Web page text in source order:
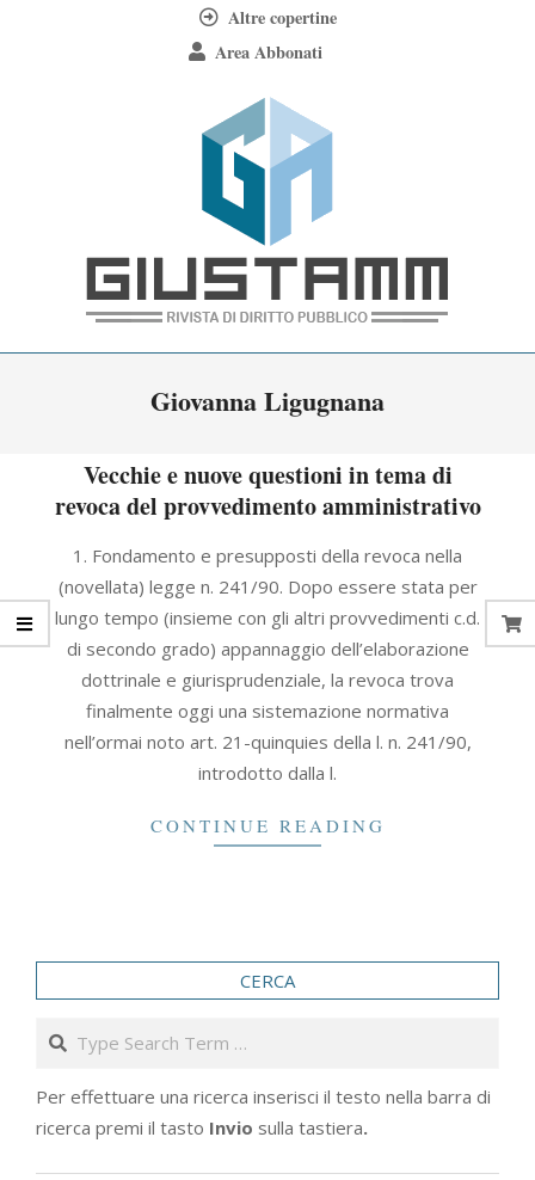
Altre copertine
Area Abbonati
Giustamm
Giovanna Ligugnana
Vecchie e nuove questioni in tema di
revoca del provvedimento amministrativo
12-
30
1. Fondamento e presupposti della revoca nella
(novellata) legge n. 241/90. Dopo essere stata per
lungo tempo (insieme con gli altri provvedimenti c.d.
di secondo grado) appannaggio dell’elaborazione
dottrinale e giurisprudenziale, la revoca trova
finalmente oggi una sistemazione normativa
nell’ormai noto art. 21-quinquies della l. n. 241/90,
introdotto dalla l.
CONTINUE READING
CERCA
Search
Per effettuare una ricerca inserisci il testo nella barra di
ricerca premi il tasto Invio sulla tastiera.